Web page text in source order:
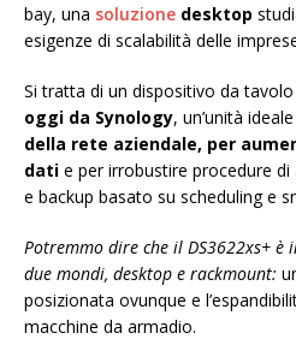
bay, una soluzione desktop
esigenze di scalabilità delle
Si tratta di un dispositivo da tavolo
oggi da Synology, un’unità
della rete aziendale, per
dati e per irrobustire procedure
e backup basato su scheduling e
Potremmo dire che il DS3622xs+
due mondi, desktop e rackmount:
posizionata ovunque e
macchine da armadio.